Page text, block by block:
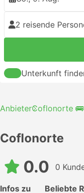
2 reisende
Unterkunft
AnbieterCoflonorte 🚌
Coflonorte
0.0 0
Infos zu Beliebte